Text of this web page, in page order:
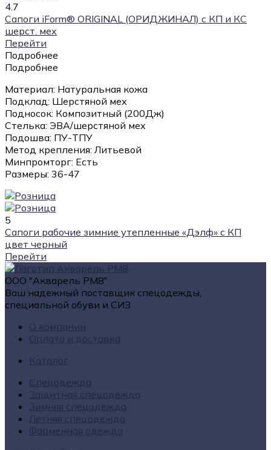
4.7
Сапоги iForm® ORIGINAL (ОРИДЖИНАЛ) с КП и КС
шерст. мех
Перейти
Подробнее
Подробнее
Материал: Натуральная кожа
Подклад: Шерстяной мех
Подносок: Композитный (200Дж)
Стелька: ЭВА/шерстяной мех
Подошва: ПУ-ТПУ
Метод крепления: Литьевой
Минпромторг: Есть
Размеры: 36-47
5
Сапоги рабочие зимние утепленные «Дэлф» с КП
цвет черный
Перейти
ООО "Акварель РМ8"
Ваш надежный поставщик спецодежды,
специальной обуви и СИЗ
О компании
Оплата и доставка
Каталог
Спецодежда
Защитная спецодежда
Зимняя спецодежда
Летняя спецодежда
Форменная одежда